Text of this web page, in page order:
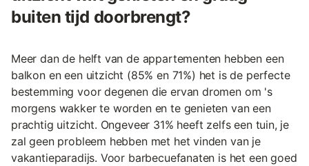
buiten tijd doorbrengt?
Meer dan de helft van de appartementen hebben een
balkon en een uitzicht (85% en 71%) het is de perfecte
bestemming voor degenen die ervan dromen om 's
morgens wakker te worden en te genieten van een
prachtig uitzicht. Ongeveer 31% heeft zelfs een tuin, je
zal geen probleem hebben met het vinden van je
vakantieparadijs. Voor barbecuefanaten is het een goed